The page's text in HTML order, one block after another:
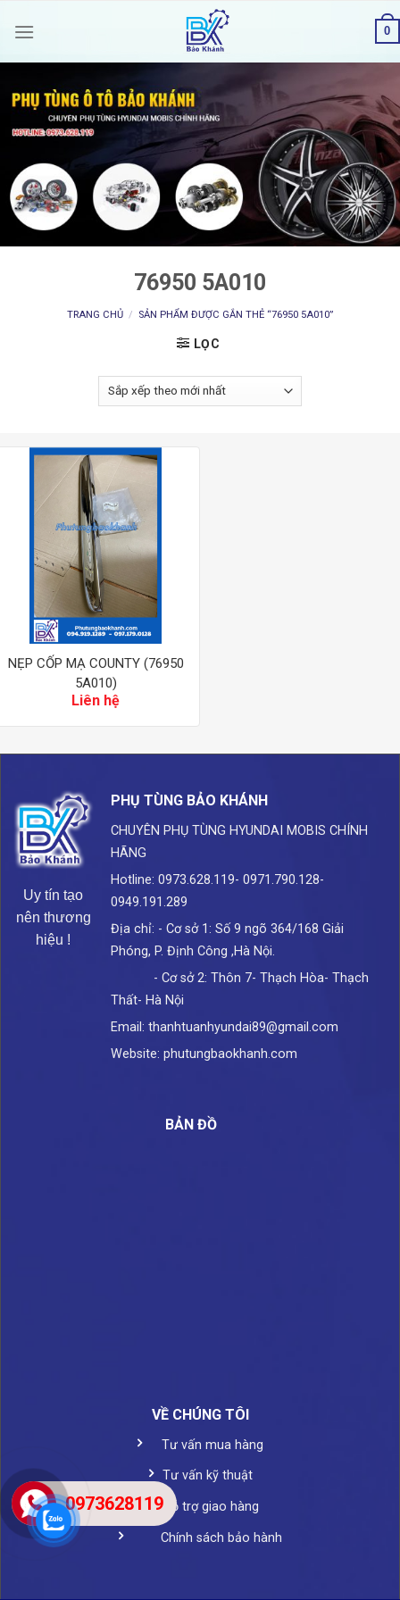
0
76950 5A010
TRANG CHỦ / SẢN PHẨM ĐƯỢC GẮN THẺ “76950 5A010”
LỌC
NẸP CỐP MẠ COUNTY (76950
5A010)
Liên hệ
Uy tín tạo
nên thương
hiệu !
PHỤ TÙNG BẢO KHÁNH
CHUYÊN PHỤ TÙNG HYUNDAI MOBIS CHÍNH
HÃNG
Hotline: 0973.628.119- 0971.790.128-
0949.191.289
Địa chỉ: - Cơ sở 1: Số 9 ngõ 364/168 Giải
Phóng, P. Định Công ,Hà Nội.
- Cơ sở 2: Thôn 7- Thạch Hòa- Thạch
Thất- Hà Nội
Email: thanhtuanhyundai89@gmail.com
Website: phutungbaokhanh.com
BẢN ĐỒ
VỀ CHÚNG TÔI
Tư vấn mua hàng
Tư vấn kỹ thuật
Hỗ trợ giao hàng
Chính sách bảo hành
0973628119